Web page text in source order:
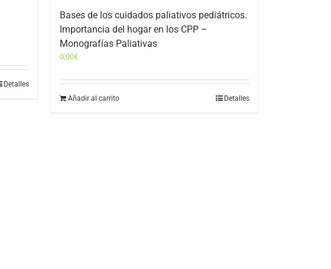
Detalles
Bases de los cuidados paliativos pediátricos.
Importancia del hogar en los CPP –
Monografías Paliativas
0,00€
Añadir al carrito Detalles